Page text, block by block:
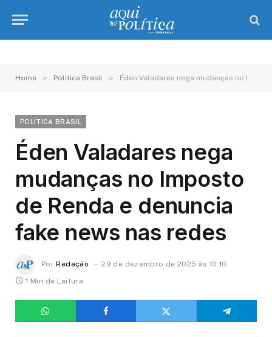
Home » Política Brasil » Éden Valadares nega mudanças no Imposto de Renda e denuncia fake news nas redes
POLÍTICA BRASIL
Éden Valadares nega
mudanças no Imposto
de Renda e denuncia
fake news nas redes
Por Redação
29 de dezembro de 2025 às 10:10
1 Min de Leitura